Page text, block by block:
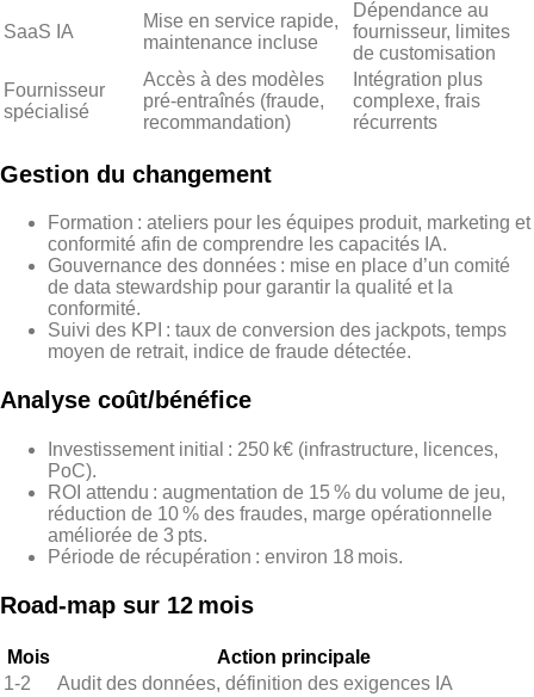
SaaS IA
Mise en service rapide,
maintenance incluse
Dépendance au
fournisseur, limites
de customisation
Fournisseur
spécialisé
Accès à des modèles
pré‑entraînés (fraude,
recommandation)
Intégration plus
complexe, frais
récurrents
Gestion du changement
Formation : ateliers pour les équipes produit, marketing et
conformité afin de comprendre les capacités IA.
Gouvernance des données : mise en place d’un comité
de data stewardship pour garantir la qualité et la
conformité.
Suivi des KPI : taux de conversion des jackpots, temps
moyen de retrait, indice de fraude détectée.
Analyse coût/bénéfice
Investissement initial : 250 k€ (infrastructure, licences,
PoC).
ROI attendu : augmentation de 15 % du volume de jeu,
réduction de 10 % des fraudes, marge opérationnelle
améliorée de 3 pts.
Période de récupération : environ 18 mois.
Road‑map sur 12 mois
Mois
Action principale
1‑2
Audit des données, définition des exigences IA